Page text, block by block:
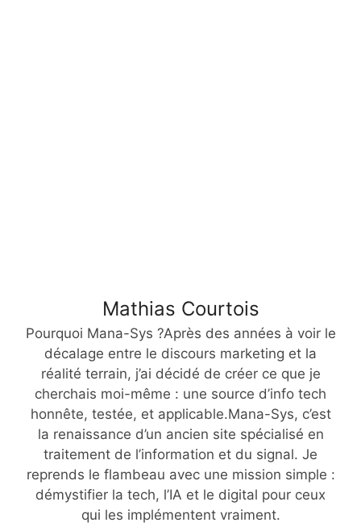
Mathias Courtois
Pourquoi Mana-Sys ?Après des années à voir le
décalage entre le discours marketing et la
réalité terrain, j’ai décidé de créer ce que je
cherchais moi-même : une source d’info tech
honnête, testée, et applicable.Mana-Sys, c’est
la renaissance d’un ancien site spécialisé en
traitement de l’information et du signal. Je
reprends le flambeau avec une mission simple :
démystifier la tech, l’IA et le digital pour ceux
qui les implémentent vraiment.